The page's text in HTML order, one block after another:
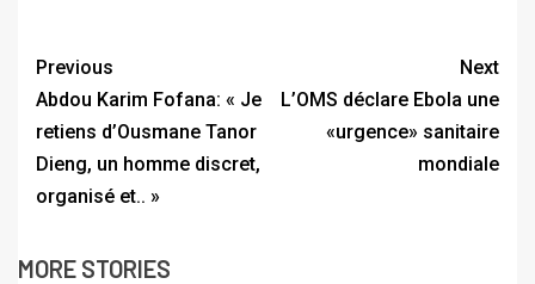
Previous
Abdou Karim Fofana: « Je
retiens d’Ousmane Tanor
Dieng, un homme discret,
organisé et.. »
Next
L’OMS déclare Ebola une
«urgence» sanitaire
mondiale
MORE STORIES